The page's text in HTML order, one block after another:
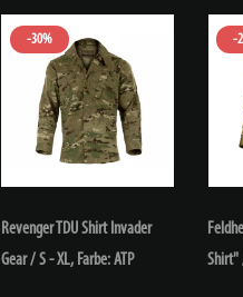
-30%
Revenger TDU Shirt Invader
Gear / S - XL, Farbe: ATP
-
Shirt"